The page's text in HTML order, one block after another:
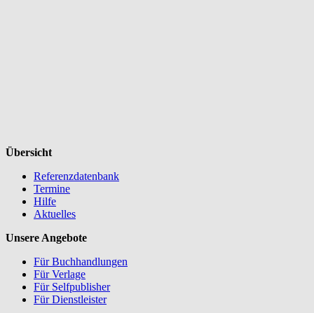
Übersicht
Referenzdatenbank
Termine
Hilfe
Aktuelles
Unsere Angebote
Für Buchhandlungen
Für Verlage
Für Selfpublisher
Für Dienstleister